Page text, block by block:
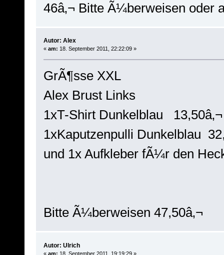
46â‚¬ Bitte Ã¼berweisen oder
Autor: Alex
« am: 18. September 2011, 22:22:09 »
GrÃ¶sse XXL
Alex Brust Links
1xT-Shirt Dunkelblau 13,50â‚¬
1xKaputzenpulli Dunkelblau
und 1x Aufkleber fÃ¼r den
Bitte Ã¼berweisen 47,50â‚¬
Autor: Ulrich
« am: 18. September 2011, 19:19:29 »